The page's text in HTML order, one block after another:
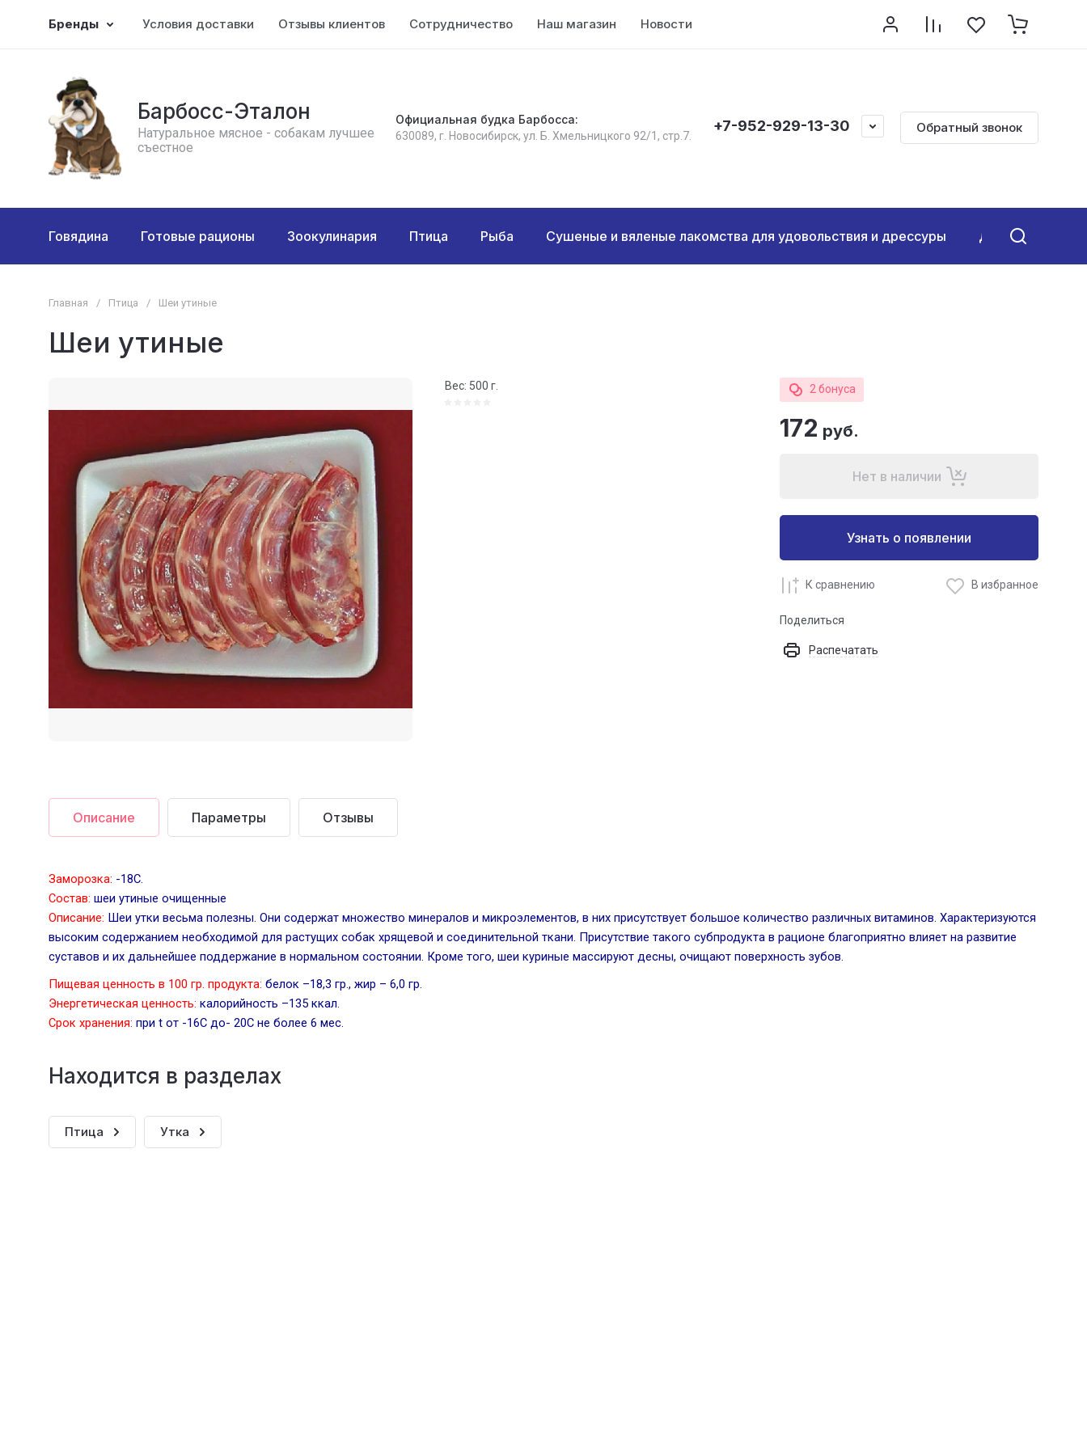
Бренды Условия доставки Отзывы клиентов Сотрудничество Наш магазин Новости Обратная связь МЕНЮ Архив статей
Барбосс-Эталон
Натуральное мясное - собакам лучшее
съестное
Официальная будка Барбосса:
630089, г. Новосибирск, ул. Б. Хмельницкого 92/1, стр.7.
+7-952-929-13-30 Обратный звонок
Говядина Готовые рационы Зоокулинария Птица Рыба Сушеные и вяленые лакомства для удовольствия и дрессуры Для дорогих
Главная / Птица / Шеи утиные
Шеи утиные
Вес: 500 г. 2 бонуса
172 руб.
Нет в наличии
Узнать о появлении
К сравнению В избранное
Поделиться
Распечатать
Описание Параметры Отзывы
Заморозка: -18С.
Состав: шеи утиные очищенные
Описание: Шеи утки весьма полезны. Они содержат множество минералов и микроэлементов, в них присутствует большое количество различных витаминов. Характеризуются
высоким содержанием необходимой для растущих собак хрящевой и соединительной ткани. Присутствие такого субпродукта в рационе благоприятно влияет на развитие
суставов и их дальнейшее поддержание в нормальном состоянии. Кроме того, шеи куриные массируют десны, очищают поверхность зубов.
Пищевая ценность в 100 гр. продукта: белок –18,3 гр., жир – 6,0 гр.
Энергетическая ценность: калорийность –135 ккал.
Срок хранения: при t от -16С до- 20С не более 6 мес.
Находится в разделах
Птица Утка